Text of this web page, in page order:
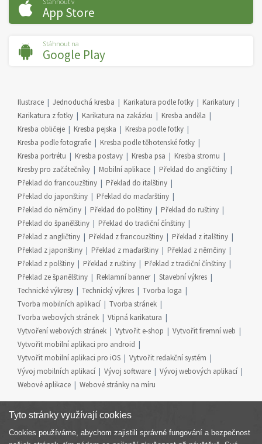
App Store
Stáhnout na
Google Play
Ilustrace Jednoduchá kresba Karikatura podle fotky
Karikatury
Karikatura z fotky
Karikatura na zakázku
Kresba anděla
Kresba obličeje
Kresba pejska
Kresba podle fotky
Kresba podle fotografie
Kresba podle těhotenské fotky
Kresba portrétu
Kresba postavy Kresba psa
Kresba stromu
Kresby pro začátečníky
Mobilní aplikace
Překlad do angličtiny
Překlad do francouzštiny
Překlad do italštiny
Překlad do japonštiny
Překlad do maďarštiny
Překlad do němčiny
Překlad do polštiny
Překlad do ruštiny
Překlad do španělštiny
Překlad do tradiční čínštiny
Překlad z angličtiny
Překlad z francouzštiny
Překlad z italštiny
Překlad z japonštiny
Překlad z maďarštiny
Překlad z němčiny
Překlad z polštiny
Překlad z ruštiny
Překlad z tradiční čínštiny
Překlad ze španělštiny
Reklamní banner
Stavební výkres
Technické výkresy
Technický výkres
Tvorba loga
Tvorba mobilních aplikací
Tvorba stránek
Tvorba webových stránek
Vtipná karikatura
Vytvoření webových stránek
Vytvořit e-shop
Vytvořit firemní web
Vytvořit mobilní aplikaci pro android
Vytvořit mobilní aplikaci pro iOS
Vytvořit redakční systém
Vývoj mobilních aplikací
Vývoj software
Vývoj webových aplikací
Webové aplikace
Webové stránky na míru
Tyto stránky využívají cookies
Cookies používáme, abychom zajistili správné fungování a bezpečnost